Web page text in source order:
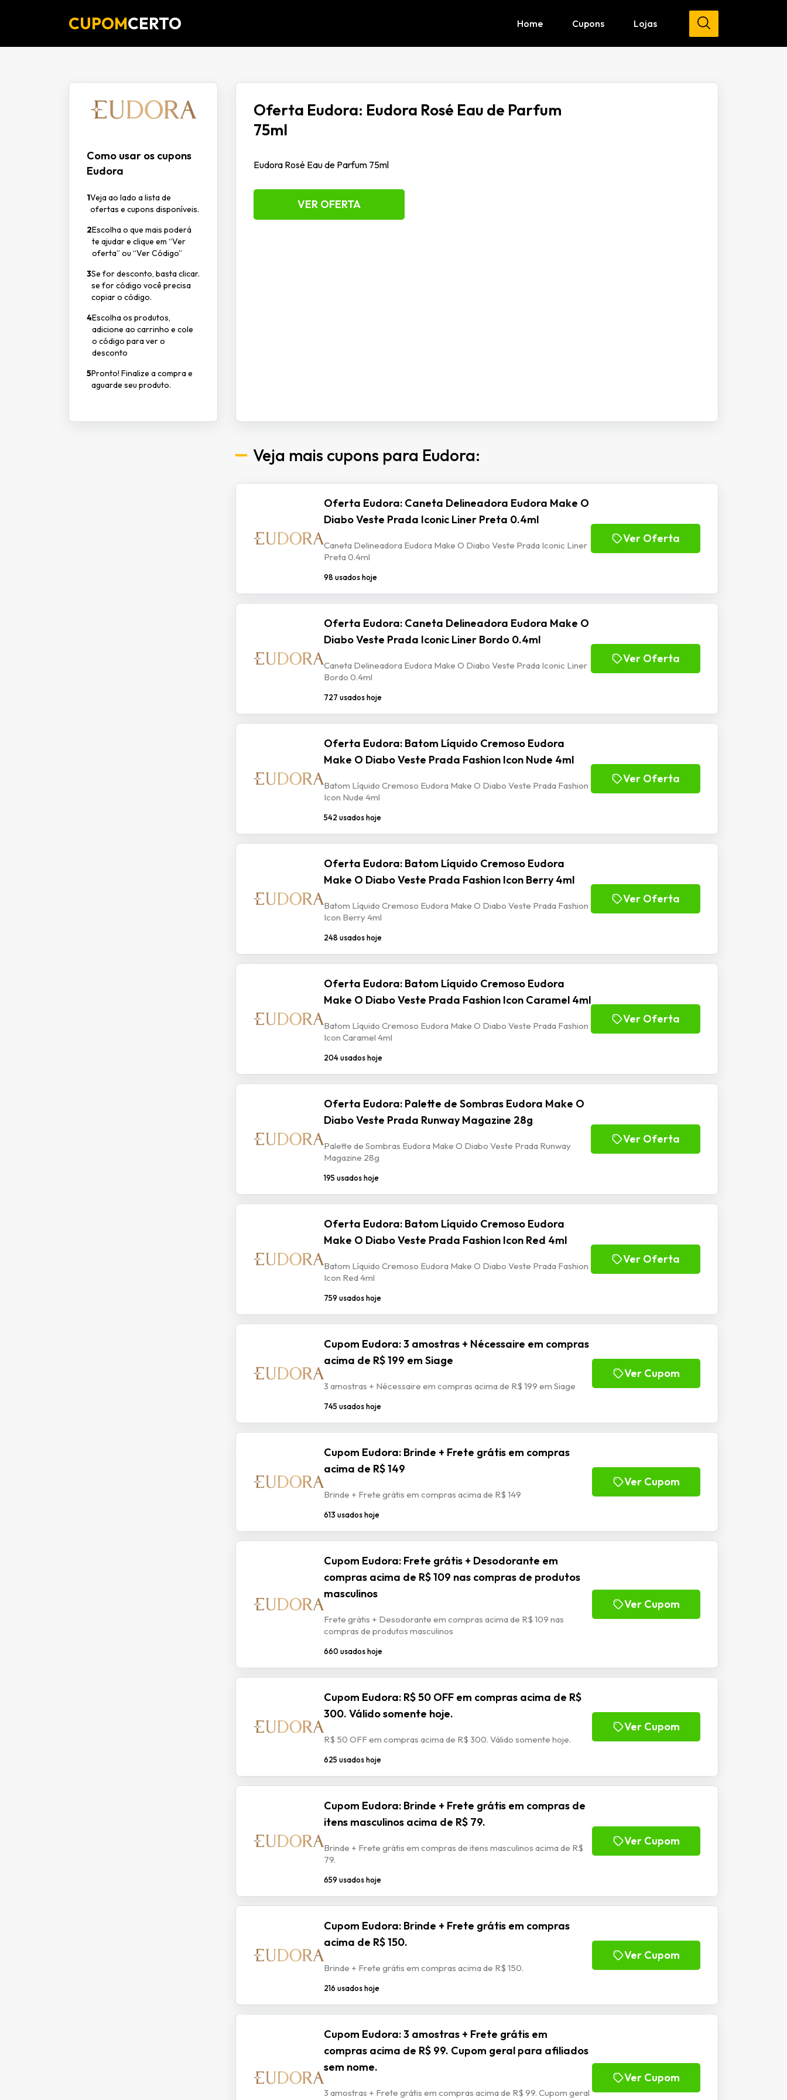
CUPOMCERTO Home Cupons Lojas
Como usar os cupons
Eudora
1Veja ao lado a lista de
ofertas e cupons disponíveis.
2Escolha o que mais poderá
te ajudar e clique em “Ver
oferta” ou “Ver Código”
3Se for desconto, basta clicar.
se for código você precisa
copiar o código.
4Escolha os produtos,
adicione ao carrinho e cole
o código para ver o
desconto
5Pronto! Finalize a compra e
aguarde seu produto.
Oferta Eudora: Eudora Rosé Eau de Parfum
75ml
Eudora Rosé Eau de Parfum 75ml
VER OFERTA
Veja mais cupons para Eudora:
Oferta Eudora: Caneta Delineadora Eudora Make O
Diabo Veste Prada Iconic Liner Preta 0.4ml
Caneta Delineadora Eudora Make O Diabo Veste Prada Iconic Liner
Preta 0.4ml
98 usados hoje
Ver Oferta
Oferta Eudora: Caneta Delineadora Eudora Make O
Diabo Veste Prada Iconic Liner Bordo 0.4ml
Caneta Delineadora Eudora Make O Diabo Veste Prada Iconic Liner
Bordo 0.4ml
727 usados hoje
Ver Oferta
Oferta Eudora: Batom Líquido Cremoso Eudora
Make O Diabo Veste Prada Fashion Icon Nude 4ml
Batom Líquido Cremoso Eudora Make O Diabo Veste Prada Fashion
Icon Nude 4ml
542 usados hoje
Ver Oferta
Oferta Eudora: Batom Líquido Cremoso Eudora
Make O Diabo Veste Prada Fashion Icon Berry 4ml
Batom Líquido Cremoso Eudora Make O Diabo Veste Prada Fashion
Icon Berry 4ml
248 usados hoje
Ver Oferta
Oferta Eudora: Batom Líquido Cremoso Eudora
Make O Diabo Veste Prada Fashion Icon Caramel 4ml
Batom Líquido Cremoso Eudora Make O Diabo Veste Prada Fashion
Icon Caramel 4ml
204 usados hoje
Ver Oferta
Oferta Eudora: Palette de Sombras Eudora Make O
Diabo Veste Prada Runway Magazine 28g
Palette de Sombras Eudora Make O Diabo Veste Prada Runway
Magazine 28g
195 usados hoje
Ver Oferta
Oferta Eudora: Batom Líquido Cremoso Eudora
Make O Diabo Veste Prada Fashion Icon Red 4ml
Batom Líquido Cremoso Eudora Make O Diabo Veste Prada Fashion
Icon Red 4ml
759 usados hoje
Ver Oferta
Cupom Eudora: 3 amostras + Nécessaire em compras
acima de R$ 199 em Siage
3 amostras + Nécessaire em compras acima de R$ 199 em Siage
745 usados hoje
Ver Cupom
Cupom Eudora: Brinde + Frete grátis em compras
acima de R$ 149
Brinde + Frete grátis em compras acima de R$ 149
613 usados hoje
Ver Cupom
Cupom Eudora: Frete grátis + Desodorante em
compras acima de R$ 109 nas compras de produtos
masculinos
Frete grátis + Desodorante em compras acima de R$ 109 nas
compras de produtos masculinos
660 usados hoje
Ver Cupom
Cupom Eudora: R$ 50 OFF em compras acima de R$
300. Válido somente hoje.
R$ 50 OFF em compras acima de R$ 300. Válido somente hoje.
625 usados hoje
Ver Cupom
Cupom Eudora: Brinde + Frete grátis em compras de
itens masculinos acima de R$ 79.
Brinde + Frete grátis em compras de itens masculinos acima de R$
79.
659 usados hoje
Ver Cupom
Cupom Eudora: Brinde + Frete grátis em compras
acima de R$ 150.
Brinde + Frete grátis em compras acima de R$ 150.
216 usados hoje
Ver Cupom
Cupom Eudora: 3 amostras + Frete grátis em
compras acima de R$ 99. Cupom geral para afiliados
sem nome.
3 amostras + Frete grátis em compras acima de R$ 99. Cupom geral
Ver Cupom